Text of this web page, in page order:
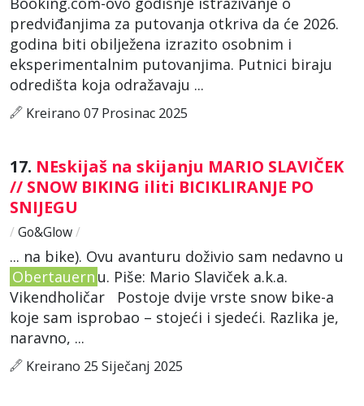
predviđanjima za putovanja otkriva da će 2026.
godina biti obilježena izrazito osobnim i
eksperimentalnim putovanjima. Putnici biraju
odredišta koja odražavaju ...
Kreirano 07 Prosinac 2025
17. NEskijaš na skijanju MARIO SLAVIČEK
// SNOW BIKING iliti BICIKLIRANJE PO
SNIJEGU
/ Go&Glow/
... na bike). Ovu avanturu doživio sam nedavno u
Obertauern u. Piše: Mario Slaviček a.k.a.
Vikendholičar Postoje dvije vrste snow bike-a
koje sam isprobao – stojeći i sjedeći. Razlika je,
naravno, ...
Kreirano 25 Siječanj 2025